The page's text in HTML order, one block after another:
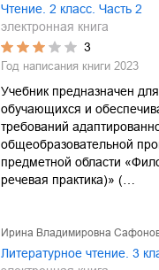
Чтение. 2 класс. Часть 2
электронная книга
3
Год написания книги 2023
Учебник предназначен для
обучающихся и
требований
общеобразовательной
предметной области
речевая практика)» (…
Ирина Владимировна
Литературное чтение. 3